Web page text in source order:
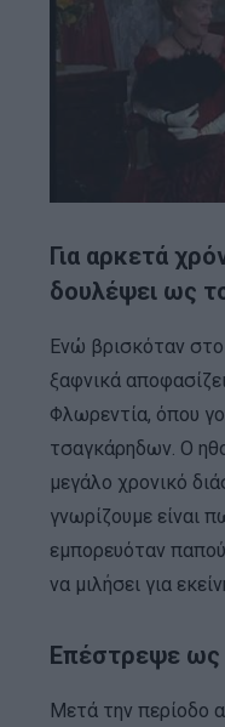
Για αρκετά
δουλέψει ως
Ενώ βρισκόταν στο
ξαφνικά
Φλωρεντία, όπου
τσαγκάρηδων. Ο
μεγάλο χρονικό
γνωρίζουμε είναι
εμπορευόταν
να μιλήσει για
Επέστρεψε ως
Μετά την περίοδο